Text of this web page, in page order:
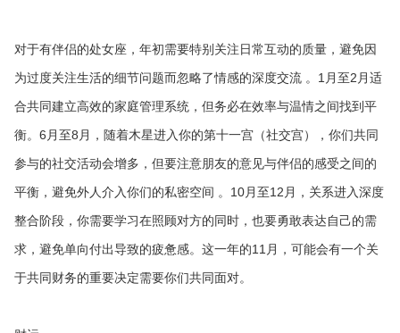
对于有伴侣的处女座，年初需要特别关注日常互动的质量，避免因
为过度关注生活的细节问题而忽略了情感的深度交流 。1月至2月适
合共同建立高效的家庭管理系统，但务必在效率与温情之间找到平
衡。6月至8月，随着木星进入你的第十一宫（社交宫），你们共同
参与的社交活动会增多，但要注意朋友的意见与伴侣的感受之间的
平衡，避免外人介入你们的私密空间 。10月至12月，关系进入深度
整合阶段，你需要学习在照顾对方的同时，也要勇敢表达自己的需
求，避免单向付出导致的疲惫感。这一年的11月，可能会有一个关
于共同财务的重要决定需要你们共同面对。